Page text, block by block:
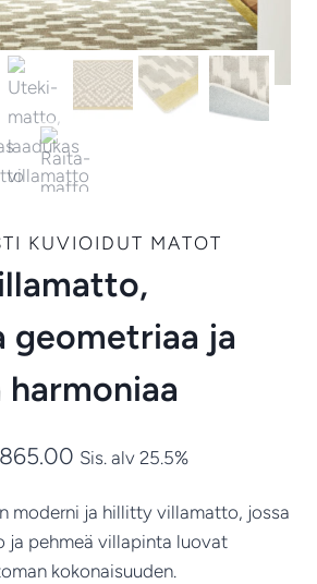
KUVIOIDUT MATOT
geometriaa ja
harmoniaa
Hintaluokka:
€1,865.00
Sis. alv 25.5%
moderni ja hillitty villamatto, jossa
ja pehmeä villapinta luovat
kokonaisuuden.